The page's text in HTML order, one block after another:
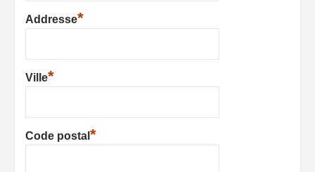
Addresse*
Ville*
Code postal *